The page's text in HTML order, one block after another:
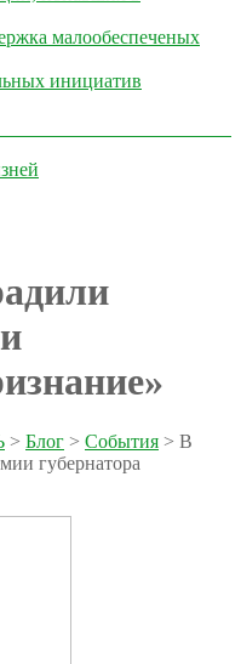
малообеспеченых
инициатив
> Блог > События > В
губернатора